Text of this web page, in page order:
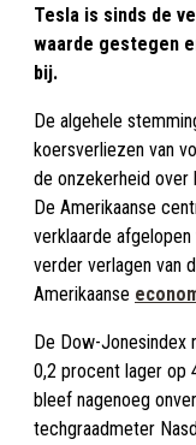
Tesla is sinds de
waarde gestegen
bij.
De algehele
koersverliezen van
de onzekerheid over
De Amerikaanse
verklaarde
verder verlagen van
Amerikaanse
De Dow-Jonesindex
0,2 procent lager op
bleef nagenoeg
techgraadmeter